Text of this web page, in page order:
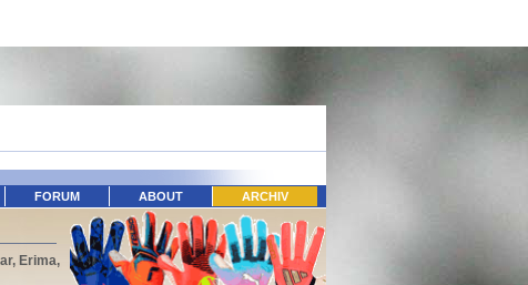
FORUM ABOUT ARCHIV
Erima,